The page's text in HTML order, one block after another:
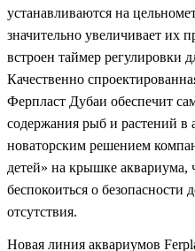
устанавливаются на
значительно увеличивает их
встроен таймер регулировки
Качественно
Ферпласт Дубаи обеспечит
содержания рыб и растений
новаторским решением
детей» на крышке аквариума,
беспокоиться о безопасности
отсутствия.
Новая линия аквариумов